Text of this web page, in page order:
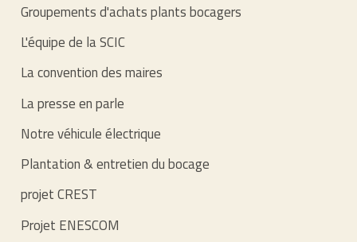
Groupements d'achats plants bocagers
L'équipe de la SCIC
La convention des maires
La presse en parle
Notre véhicule électrique
Plantation & entretien du bocage
projet CREST
Projet ENESCOM